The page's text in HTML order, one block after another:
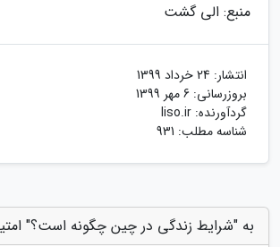
منبع: الی گشت
انتشار: 24 خرداد 1399
بروزرسانی: 6 مهر 1399
گردآورنده: liso.ir
شناسه مطلب: 931
به "شرایط زندگی در چین چگونه است؟"